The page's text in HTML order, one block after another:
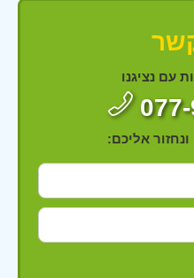
עם נציגנו
077-
אליכם: